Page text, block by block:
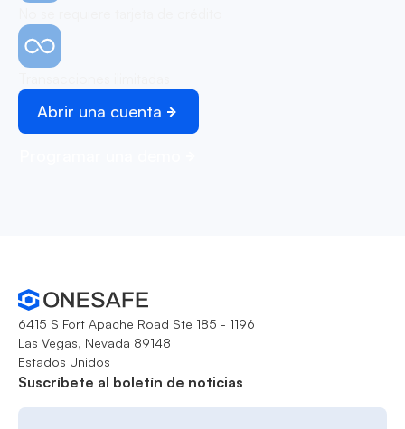
Abrir una cuenta
6415 S Fort Apache Road Ste 185 - 1196
Las Vegas, Nevada 89148
Estados Unidos
Suscríbete al boletín de noticias